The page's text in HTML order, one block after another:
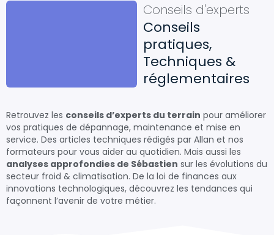
Conseils d'experts
Conseils
pratiques,
Techniques &
réglementaires
Retrouvez les conseils d’experts du terrain pour améliorer
vos pratiques de dépannage, maintenance et mise en
service. Des articles techniques rédigés par Allan et nos
formateurs pour vous aider au quotidien. Mais aussi les
analyses approfondies de Sébastien sur les évolutions du
secteur froid & climatisation. De la loi de finances aux
innovations technologiques, découvrez les tendances qui
façonnent l’avenir de votre métier.